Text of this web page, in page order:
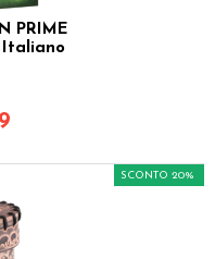
PRIME
Italiano
SCONTO 20%